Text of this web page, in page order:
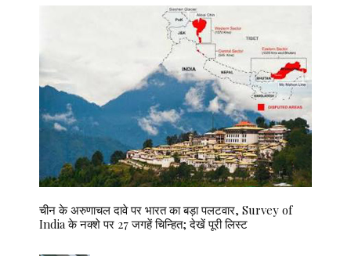
चीन के अरुणाचल दावे पर भारत का बड़ा पलटवार, Survey of
India के नक्शे पर 27 जगहें चिन्हित; देखें पूरी लिस्ट